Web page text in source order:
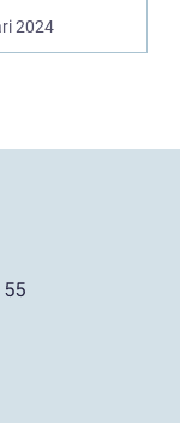
2024